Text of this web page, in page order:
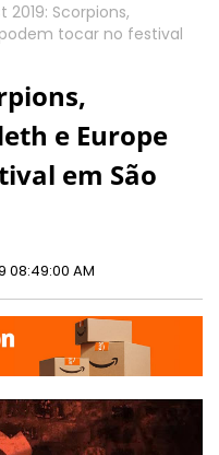
2019: Scorpions,
tocar no festival
e Europe
em São
08:49:00 AM